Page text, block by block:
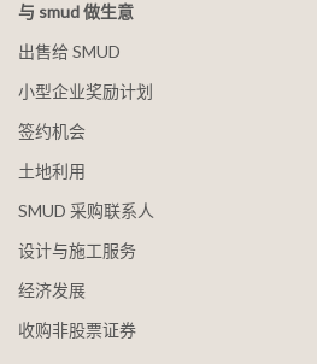
与 smud 做生意
出售给 SMUD
小型企业奖励计划
签约机会
土地利用
SMUD 采购联系人
设计与施工服务
经济发展
收购非股票证券